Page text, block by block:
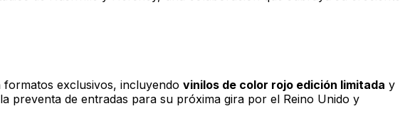
exclusivos, incluyendo vinilos de color rojo edición limitada y
preventa de entradas para su próxima gira por el Reino Unido y